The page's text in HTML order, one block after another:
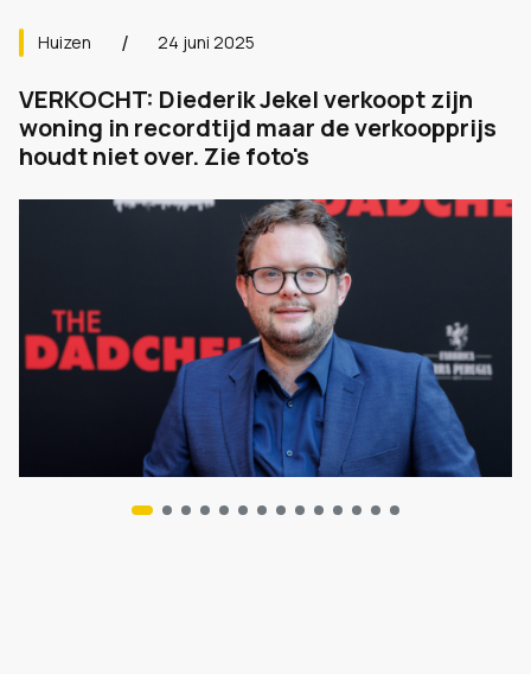
Huizen 24 juni 2025
VERKOCHT: Diederik Jekel verkoopt zijn
woning in recordtijd maar de verkoopprijs
houdt niet over. Zie foto's